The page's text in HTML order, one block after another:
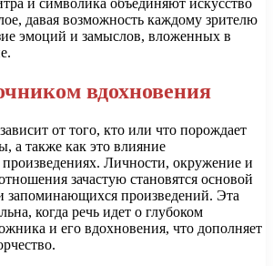
давая возможность каждому зрителю
эмоций и замыслов, вложенных в
вдохновения
от того, кто или что порождает
а также как это влияние
Личности, окружение и
зачастую становятся основой
запоминающихся произведений. Эта
когда речь идет о глубоком
и его вдохновения, что дополняет